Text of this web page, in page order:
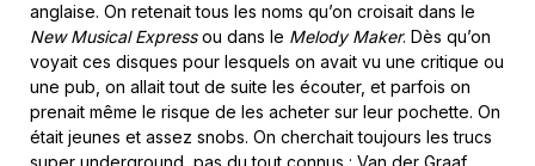
anglaise. On retenait tous les noms qu’on croisait dans le
New Musical Expressou dans le Melody Maker. Dès qu’on
voyait ces disques pour lesquels on avait vu une critique ou
une pub, on allait tout de suite les écouter, et parfois on
prenait même le risque de les acheter sur leur pochette. On
était jeunes et assez snobs. On cherchait toujours les trucs